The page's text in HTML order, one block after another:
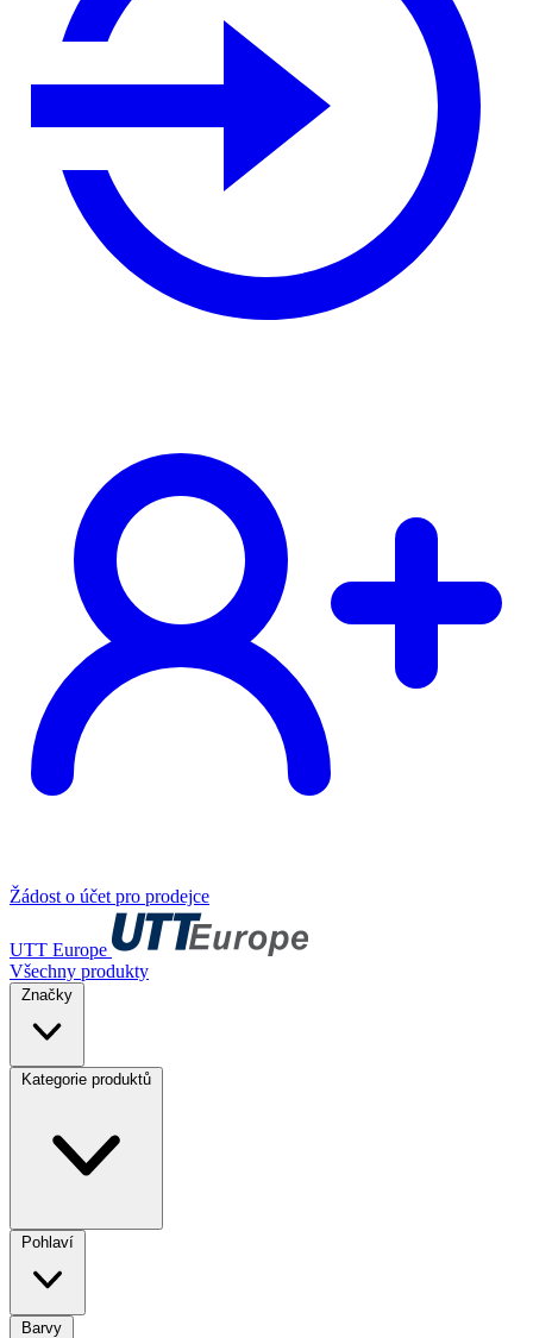
Žádost o účet pro prodejce
UTT Europe
Všechny produkty
Značky
Kategorie produktů
Pohlaví
Barvy